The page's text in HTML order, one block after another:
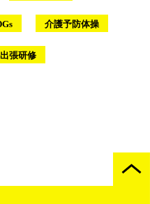
介護予防体操
出張研修